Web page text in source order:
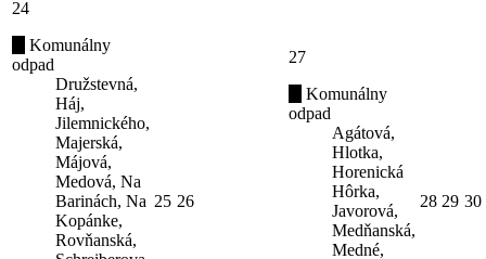
24
Komunálny
odpad
Družstevná,
Háj,
Jilemnického,
Majerská,
Májová,
Medová, Na
Barinách, Na
Kopánke,
Rovňanská,
25 26
27
Komunálny
odpad
Agátová,
Hlotka,
Horenická
Hôrka,
Javorová,
Medňanská,
Medné,
28 29 30